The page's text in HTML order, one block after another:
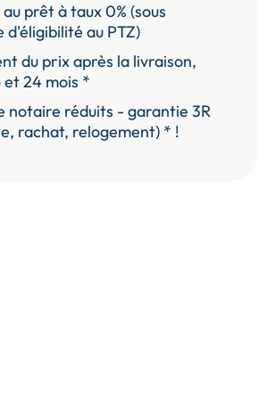
prêt à taux 0% (sous
d'éligibilité au PTZ)
du prix après la livraison,
24 mois *
notaire réduits - garantie 3R
rachat, relogement) * !